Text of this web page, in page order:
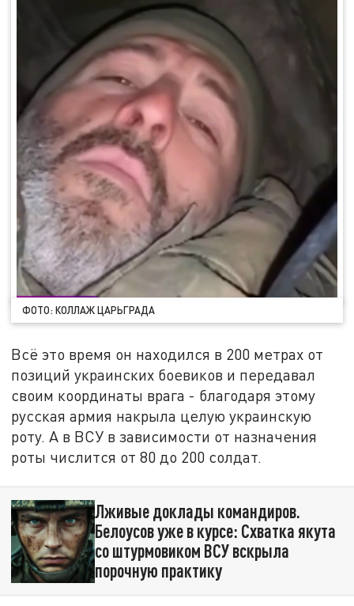
ФОТО: КОЛЛАЖ ЦАРЬГРАДА
Всё это время он находился в 200 метрах от
позиций украинских боевиков и передавал
своим координаты врага - благодаря этому
русская армия накрыла целую украинскую
роту. А в ВСУ в зависимости от назначения
роты числится от 80 до 200 солдат.
Лживые доклады командиров.
Белоусов уже в курсе: Схватка якута
со штурмовиком ВСУ вскрыла
порочную практику